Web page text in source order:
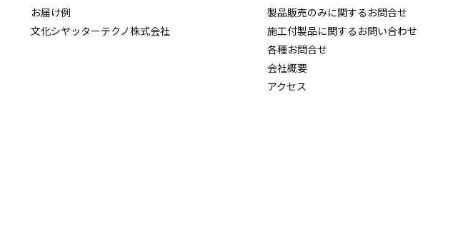
お届け例
文化シヤッターテクノ株式会社
製品販売のみに関するお問合せ
施工付製品に関するお問い合わせ
各種お問合せ
会社概要
アクセス